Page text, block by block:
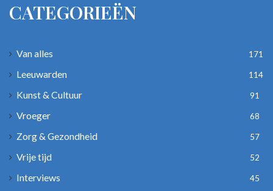
CATEGORIEËN
Van alles 171
Leeuwarden 114
Kunst & Cultuur 91
Vroeger 68
Zorg & Gezondheid 57
Vrije tijd 52
Interviews 45